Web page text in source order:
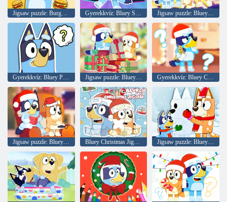
Gyerekkvíz: Bluey Plot Trivia Jigsaw puzzle: Bluey Christmas Unboxing Gyerekkvíz: Bluey Christmas Fandom
Bluey Christmas Jigsaw